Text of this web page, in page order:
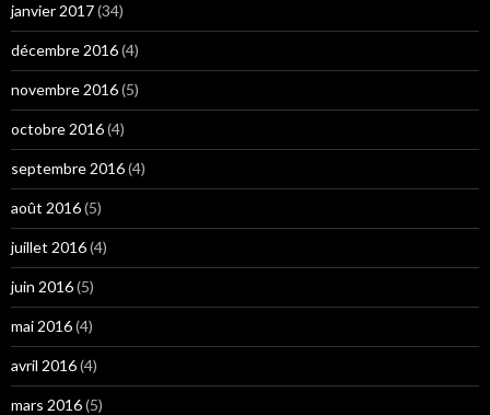
janvier 2017(34)
décembre 2016(4)
novembre 2016(5)
octobre 2016(4)
septembre 2016(4)
août 2016(5)
juillet 2016(4)
juin 2016(5)
mai 2016(4)
avril 2016(4)
mars 2016(5)